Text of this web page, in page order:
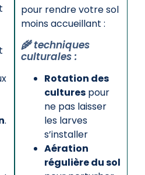
.
pour rendre votre sol
moins accueillant :
🌾 techniques
culturales :
Rotation des
cultures pour
ne pas laisser
les larves
s’installer
Aération
régulière du sol